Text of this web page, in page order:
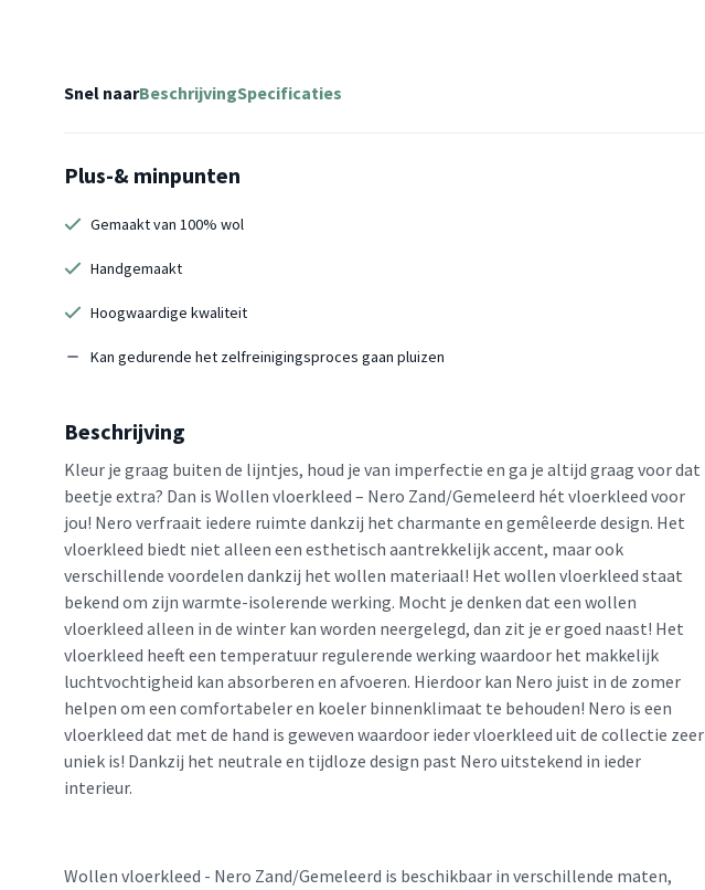
Snel naarBeschrijvingSpecificaties
Plus-& minpunten
Gemaakt van 100% wol
Handgemaakt
Hoogwaardige kwaliteit
Kan gedurende het zelfreinigingsproces gaan pluizen
Beschrijving
Kleur je graag buiten de lijntjes, houd je van imperfectie en ga je altijd graag voor dat
beetje extra? Dan is Wollen vloerkleed – Nero Zand/Gemeleerd hét vloerkleed voor
jou! Nero verfraait iedere ruimte dankzij het charmante en gemêleerde design. Het
vloerkleed biedt niet alleen een esthetisch aantrekkelijk accent, maar ook
verschillende voordelen dankzij het wollen materiaal! Het wollen vloerkleed staat
bekend om zijn warmte-isolerende werking. Mocht je denken dat een wollen
vloerkleed alleen in de winter kan worden neergelegd, dan zit je er goed naast! Het
vloerkleed heeft een temperatuur regulerende werking waardoor het makkelijk
luchtvochtigheid kan absorberen en afvoeren. Hierdoor kan Nero juist in de zomer
helpen om een comfortabeler en koeler binnenklimaat te behouden! Nero is een
vloerkleed dat met de hand is geweven waardoor ieder vloerkleed uit de collectie zeer
uniek is! Dankzij het neutrale en tijdloze design past Nero uitstekend in ieder
interieur.
Wollen vloerkleed - Nero Zand/Gemeleerd is beschikbaar in verschillende maten,